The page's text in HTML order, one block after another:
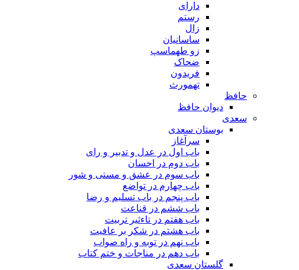
دارای
رستم
زال
ساسانیان
زو طهماسپ‏
ضحاک
فریدون
تهمورث
حافظ
دیوان حافظ
سعدی
بوستان سعدی
سرآغاز
باب اول در عدل و تدبیر و رای
باب دوم در احسان
باب سوم در عشق و مستی و شور
باب چهارم در تواضع
باب پنجم در باب تسلیم و رضا
باب ششم در قناعت
باب هفتم در تاءثیر تربیت
باب هشتم در شکر بر عافیت
باب نهم در توبه و راه صواب
باب دهم در مناجات و ختم کتاب
گلستان سعدی